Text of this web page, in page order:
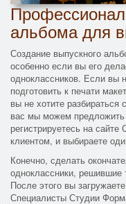
альбома для
Создание выпускного
особенно если вы его
одноклассников. Если вы
подготовить к печати
вы не хотите разбираться
вас мы можем
регистрируетесь на
клиентом, и выбираете
Конечно, сделать
одноклассники, решившие
После этого вы
Специалисты Студии